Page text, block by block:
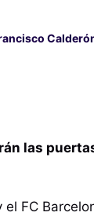
las
FC